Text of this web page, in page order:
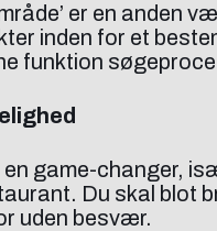
er en anden
inden for et
funktion
game-changer,
Du skal blot
uden besvær.